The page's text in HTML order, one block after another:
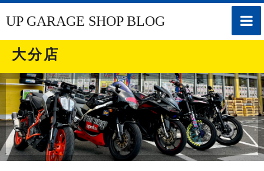
toggle
UP GARAGE SHOP BLOG
大分店